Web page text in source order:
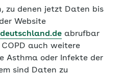
zu denen jetzt Daten bis
Website
abrufbar
auch weitere
Asthma oder Infekte der
sind Daten zu